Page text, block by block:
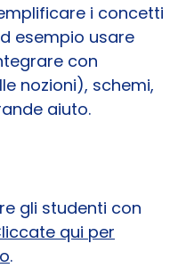
i concetti
esempio usare
con
nozioni), schemi,
aiuto.
gli studenti con
qui per
.